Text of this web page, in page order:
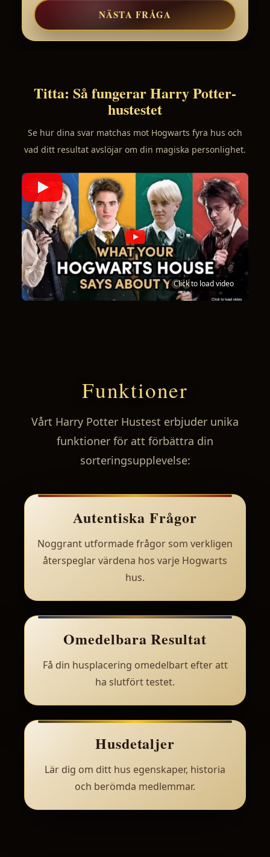
NÄSTA FRÅGA
Titta: Så fungerar Harry Potter-
hustestet
Se hur dina svar matchas mot Hogwarts fyra hus och
vad ditt resultat avslöjar om din magiska personlighet.
Click to load video
Funktioner
Vårt Harry Potter Hustest erbjuder unika
funktioner för att förbättra din
sorteringsupplevelse:
Autentiska Frågor
Noggrant utformade frågor som verkligen
återspeglar värdena hos varje Hogwarts
hus.
Omedelbara Resultat
Få din husplacering omedelbart efter att
ha slutfört testet.
Husdetaljer
Lär dig om ditt hus egenskaper, historia
och berömda medlemmar.